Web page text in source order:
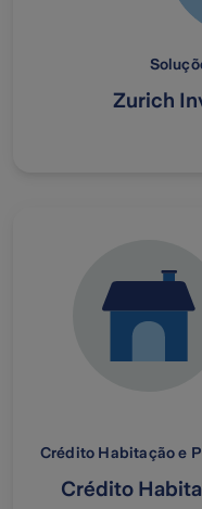
Zurich
Crédito Habitação e
Crédito